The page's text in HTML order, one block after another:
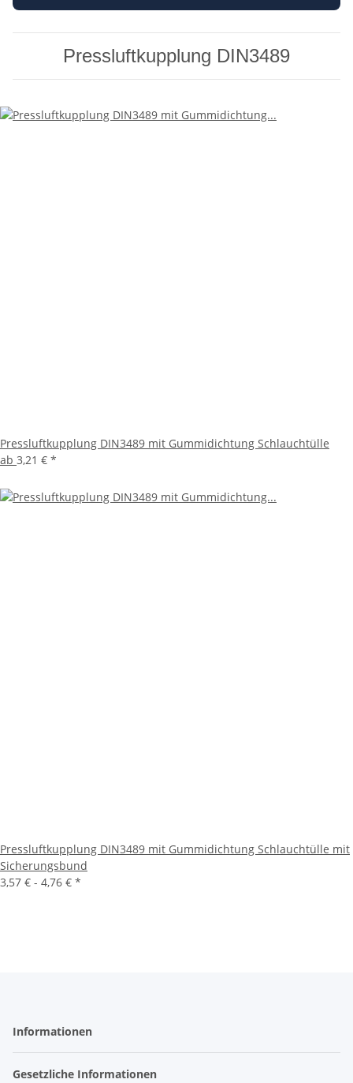
Pressluftkupplung DIN3489
Pressluftkupplung DIN3489 mit Gummidichtung Schlauchtülle
ab 3,21 € *
Pressluftkupplung DIN3489 mit Gummidichtung Schlauchtülle mit
Sicherungsbund
3,57 € - 4,76 € *
Informationen
Gesetzliche Informationen